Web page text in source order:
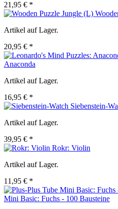
21,95 € *
Artikel auf Lager.
20,95 € *
Anaconda
Artikel auf Lager.
16,95 € *
Siebenstein-
Artikel auf Lager.
39,95 € *
Rokr: Violin
Artikel auf Lager.
11,95 € *
Mini Basic: Fuchs - 100 Bausteine